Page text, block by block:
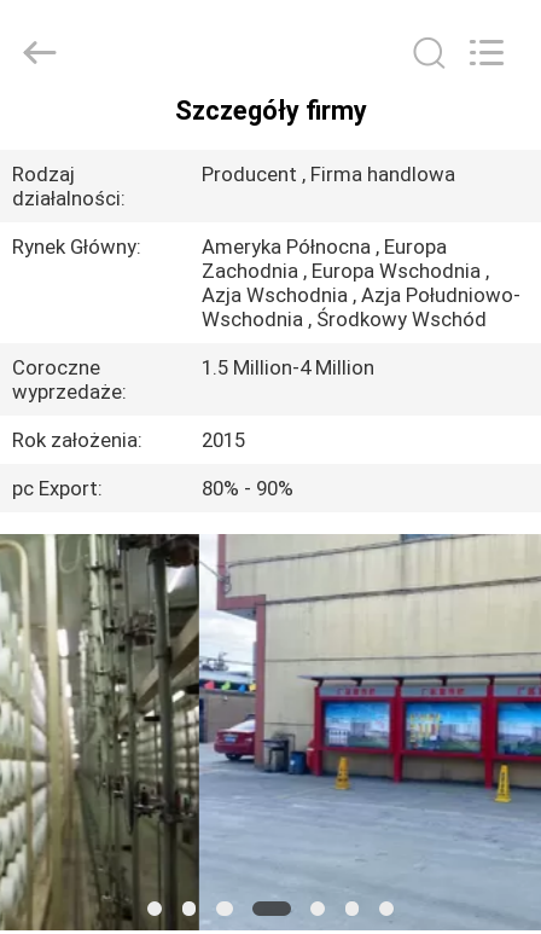
PRODUKTY
WYCIECZKA
PO
FABRYCE
KONTROLA
JAKOŚCI
SKONTAKTUJ
SIĘ
Z
NAMI
AKTUALNOŚCI
Textile
Co.,Ltd.
Szczegóły firmy
Rodzaj
działalności:
Producent , Firma handlowa
Rynek Główny:
Ameryka Północna , Europa
Zachodnia , Europa Wschodnia ,
Azja Wschodnia , Azja Południowo-
Wschodnia , Środkowy Wschód
Coroczne
wyprzedaże:
1.5 Million-4 Million
Rok założenia:
2015
pc Export:
80% - 90%